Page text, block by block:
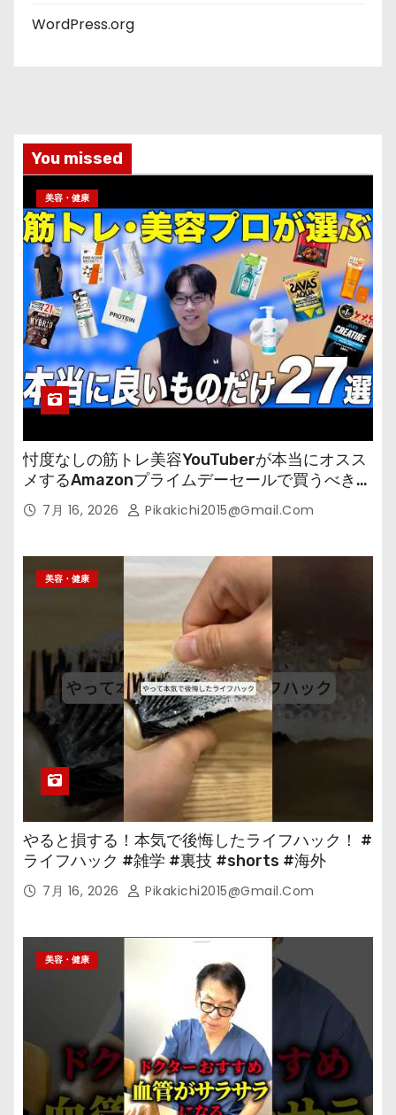
WordPress.org
You missed
美容・健康
忖度なしの筋トレ美容YouTuberが本当にオスス
メするAmazonプライムデーセールで買うべきも
の 7月 16, 2026 Pikakichi2015@gmail.com
美容・健康
やると損する！本気で後悔したライフハック！ #
ライフハック #雑学 #裏技 #shorts #海外
7月 16, 2026 Pikakichi2015@gmail.com
美容・健康